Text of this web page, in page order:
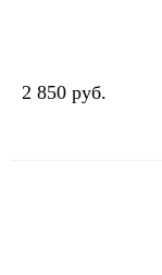
2 850 руб.